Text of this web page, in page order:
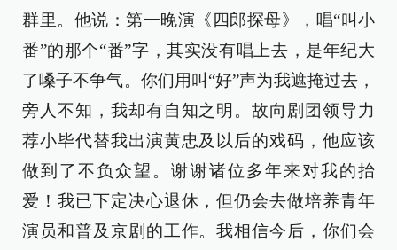
群里。他说：第一晚演《四郎探母》，唱“叫小
番”的那个“番”字，其实没有唱上去，是年纪大
了嗓子不争气。你们用叫“好”声为我遮掩过去，
旁人不知，我却有自知之明。故向剧团领导力
荐小毕代替我出演黄忠及以后的戏码，他应该
做到了不负众望。谢谢诸位多年来对我的抬
爱！我已下定决心退休，但仍会去做培养青年
演员和普及京剧的工作。我相信今后，你们会